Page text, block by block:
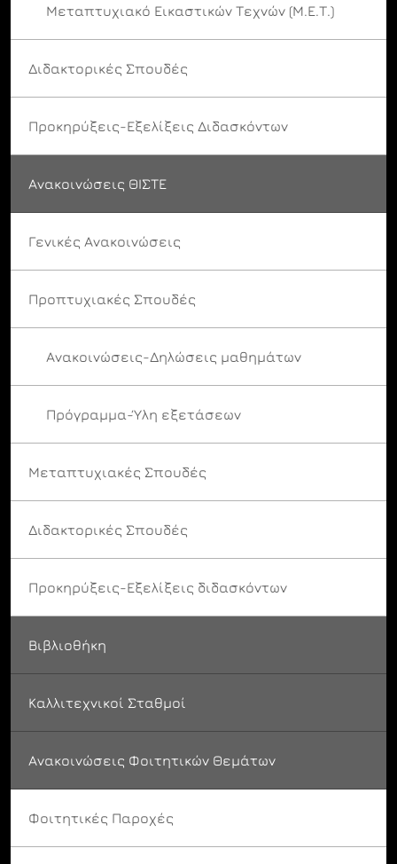
Μεταπτυχιακό Εικαστικών Τεχνών (Μ.Ε.Τ.)
Διδακτορικές Σπουδές
Προκηρύξεις-Εξελίξεις Διδασκόντων
Ανακοινώσεις ΘΙΣΤΕ
Γενικές Ανακοινώσεις
Προπτυχιακές Σπουδές
Ανακοινώσεις-Δηλώσεις μαθημάτων
Πρόγραμμα-Ύλη εξετάσεων
Μεταπτυχιακές Σπουδές
Διδακτορικές Σπουδές
Προκηρύξεις-Εξελίξεις διδασκόντων
Βιβλιοθήκη
Καλλιτεχνικοί Σταθμοί
Ανακοινώσεις Φοιτητικών Θεμάτων
Φοιτητικές Παροχές